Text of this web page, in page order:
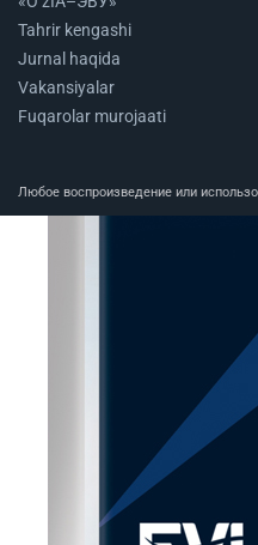
Tahrir kengashi
Jurnal haqida
Vakansiyalar
Fuqarolar murojaati
Любое воспроизведение или